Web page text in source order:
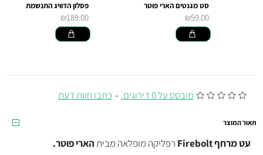
מובסס על 0 דירוגים. - כתבו חוות דעת
סט מגנטים הארי פוטר
₪59.00
פסלון הדוויג התנשמת
₪189.00
תאור המוצר
עט מרחף Firebolt רפליקה מופלאה מביתהארי פוטר.